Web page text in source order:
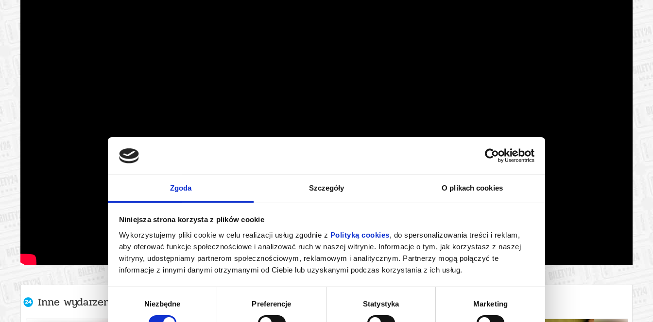
Zgoda Szczegóły O plikach cookies
Niniejsza strona korzysta z plików cookie
Wykorzystujemy pliki cookie w celu realizacji usług zgodnie z Polityką cookies, do spersonalizowania treści i reklam,
aby oferować funkcje społecznościowe i analizować ruch w naszej witrynie. Informacje o tym, jak korzystasz z naszej
witryny, udostępniamy partnerom społecznościowym, reklamowym i analitycznym. Partnerzy mogą połączyć te
informacje z innymi danymi otrzymanymi od Ciebie lub uzyskanymi podczas korzystania z ich usług.
zgody
Niezbędne Preferencje Statystyka Marketing
Inne wydarzenia organizatora